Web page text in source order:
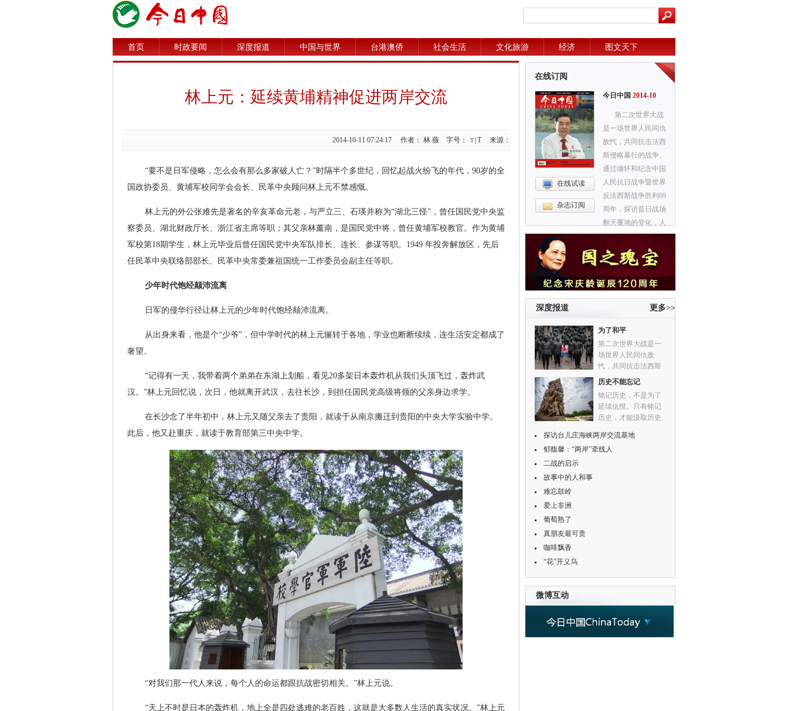
首页 时政要闻 深度报道 中国与世界 台港澳侨 社会生活 文化旅游 经济 图文天下
林上元：延续黄埔精神促进两岸交流
2014-10-11 07:24:17 作者： 林 薇 字号： T T 来源：
“要不是日军侵略，怎么会有那么多家破人亡？”时隔半个多世纪，回忆起战火纷飞的年代，90岁的全
国政协委员、黄埔军校同学会会长、民革中央顾问林上元不禁感慨。
林上元的外公张难先是著名的辛亥革命元老，与严立三、石瑛并称为“湖北三怪”，曾任国民党中央监
察委员、湖北财政厅长、浙江省主席等职；其父亲林薰南，是国民党中将，曾任黄埔军校教官。作为黄埔
军校第18期学生，林上元毕业后曾任国民党中央军队排长、连长、参谋等职。1949 年投奔解放区，先后
任民革中央联络部部长、民革中央常委兼祖国统一工作委员会副主任等职。
少年时代饱经颠沛流离
日军的侵华行径让林上元的少年时代饱经颠沛流离。
从出身来看，他是个“少爷”，但中学时代的林上元辗转于各地，学业也断断续续，连生活安定都成了
奢望。
“记得有一天，我带着两个弟弟在东湖上划船，看见20多架日本轰炸机从我们头顶飞过，轰炸武
汉。”林上元回忆说，次日，他就离开武汉，去往长沙，到担任国民党高级将领的父亲身边求学。
在长沙念了半年初中，林上元又随父亲去了贵阳，就读于从南京搬迁到贵阳的中央大学实验中学。
此后，他又赴重庆，就读于教育部第三中央中学。
“对我们那一代人来说，每个人的命运都跟抗战密切相关。”林上元说。
“天上不时是日本的轰炸机，地上全是四处逃难的老百姓，这就是大多数人生活的真实状况。”林上元
在线订阅
在线试读
杂志订阅
今日中国 2014-10
第二次世界大战
是一场世界人民同仇
敌忾，共同抗击法西
斯侵略暴行的战争。
通过缅怀和纪念中国
人民抗日战争暨世界
反法西斯战争胜利69
周年，探访昔日战场
翻天覆地的变化，人
们倍加珍惜今天来之
不易的和平。
更多>>
深度报道
为了和平
第二次世界大战是一
场世界人民同仇敌
忾，共同抗击法西斯
侵略暴行的战争。
历史不能忘记
铭记历史，不是为了
延续仇恨。只有铭记
历史，才能汲取历史
史，才能珍视来之不
易的和平与安宁。只
探访台儿庄海峡两岸交流基地
郁馥馨：“两岸”牵线人
二战的启示
故事中的人和事
难忘鼓岭
爱上非洲
葡萄熟了
真朋友最可贵
咖啡飘香
“花”开义乌
微博互动